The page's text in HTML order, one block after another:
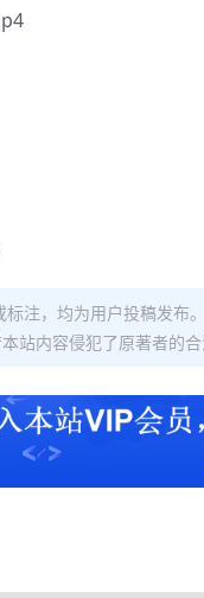
注，均为用户投稿发
站内容侵犯了原著者的合